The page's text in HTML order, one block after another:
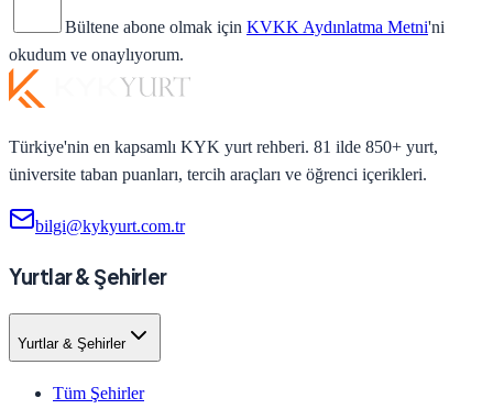
Bültene abone olmak için KVKK Aydınlatma Metni'ni
okudum ve onaylıyorum.
Türkiye'nin en kapsamlı KYK yurt rehberi. 81 ilde 850+ yurt,
üniversite taban puanları, tercih araçları ve öğrenci içerikleri.
bilgi@kykyurt.com.tr
Yurtlar & Şehirler
Yurtlar & Şehirler
Tüm Şehirler